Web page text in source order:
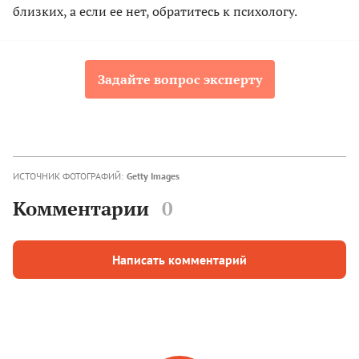
близких, а если ее нет, обратитесь к психологу.
Задайте вопрос эксперту
ИСТОЧНИК ФОТОГРАФИЙ: Getty Images
Комментарии 0
Написать комментарий